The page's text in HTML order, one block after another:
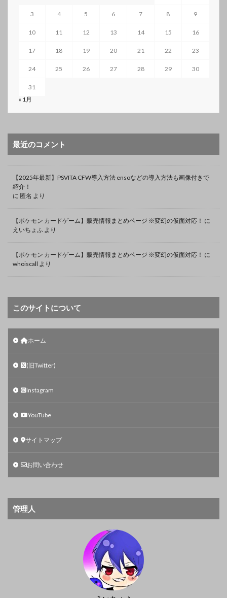
3 4 5 6 7 8 9
10 11 12 13 14 15 16
17 18 19 20 21 22 23
24 25 26 27 28 29 30
31
« 1月
最近のコメント
【2025年最新】PSVITA CFW導入方法 ensoなどの導入方法も画像付きで
紹介！
に 匿名 より
【ポケモン カードゲーム】販売情報まとめページ ※変幻の仮面対応！ に
えいちょふ より
【ポケモン カードゲーム】販売情報まとめページ ※変幻の仮面対応！ に
whoiscall より
このサイトについて
ホーム
(旧Twitter)
Instagram
YouTube
サイトマップ
お問い合わせ
管理人